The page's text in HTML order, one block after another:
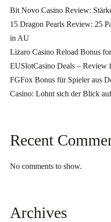
Bit Novo Casino Review:
15 Dragon Pearls Review: 25
in AU
Lizaro Casino Reload Bonus
EUSlotCasino Deals – Review
FGFox Bonus für Spieler aus
Casino: Lohnt sich der Blick
Recent
No comments to show.
Archives